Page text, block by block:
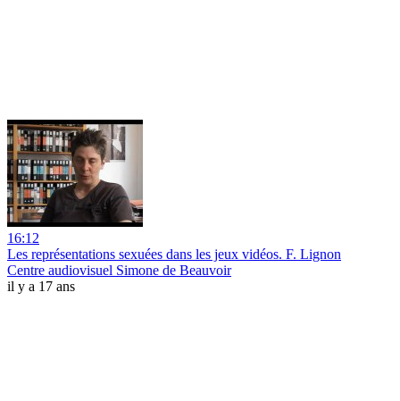
16:12
Les représentations sexuées dans les jeux vidéos. F. Lignon
Centre audiovisuel Simone de Beauvoir
il y a 17 ans